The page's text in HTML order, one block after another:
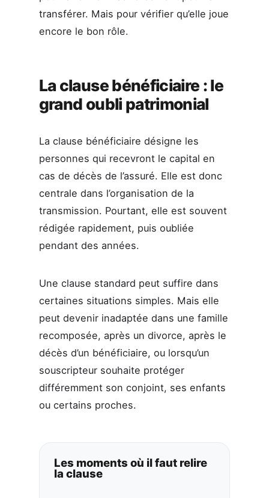
transférer. Mais pour vérifier qu’elle joue
encore le bon rôle.
La clause bénéficiaire : le
grand oubli patrimonial
La clause bénéficiaire désigne les
personnes qui recevront le capital en
cas de décès de l’assuré. Elle est donc
centrale dans l’organisation de la
transmission. Pourtant, elle est souvent
rédigée rapidement, puis oubliée
pendant des années.
Une clause standard peut suffire dans
certaines situations simples. Mais elle
peut devenir inadaptée dans une famille
recomposée, après un divorce, après le
décès d’un bénéficiaire, ou lorsqu’un
souscripteur souhaite protéger
différemment son conjoint, ses enfants
ou certains proches.
Les moments où il faut relire
la clause